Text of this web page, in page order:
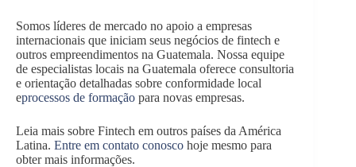
Somos líderes de mercado no apoio a empresas
internacionais que iniciam seus negócios de fintech e
outros empreendimentos na Guatemala. Nossa equipe
de especialistas locais na Guatemala oferece consultoria
e orientação detalhadas sobre conformidade local
eprocessos de formação para novas empresas.
Leia mais sobre Fintech em outros países da América
Latina. Entre em contato conosco hoje mesmo para
obter mais informações.